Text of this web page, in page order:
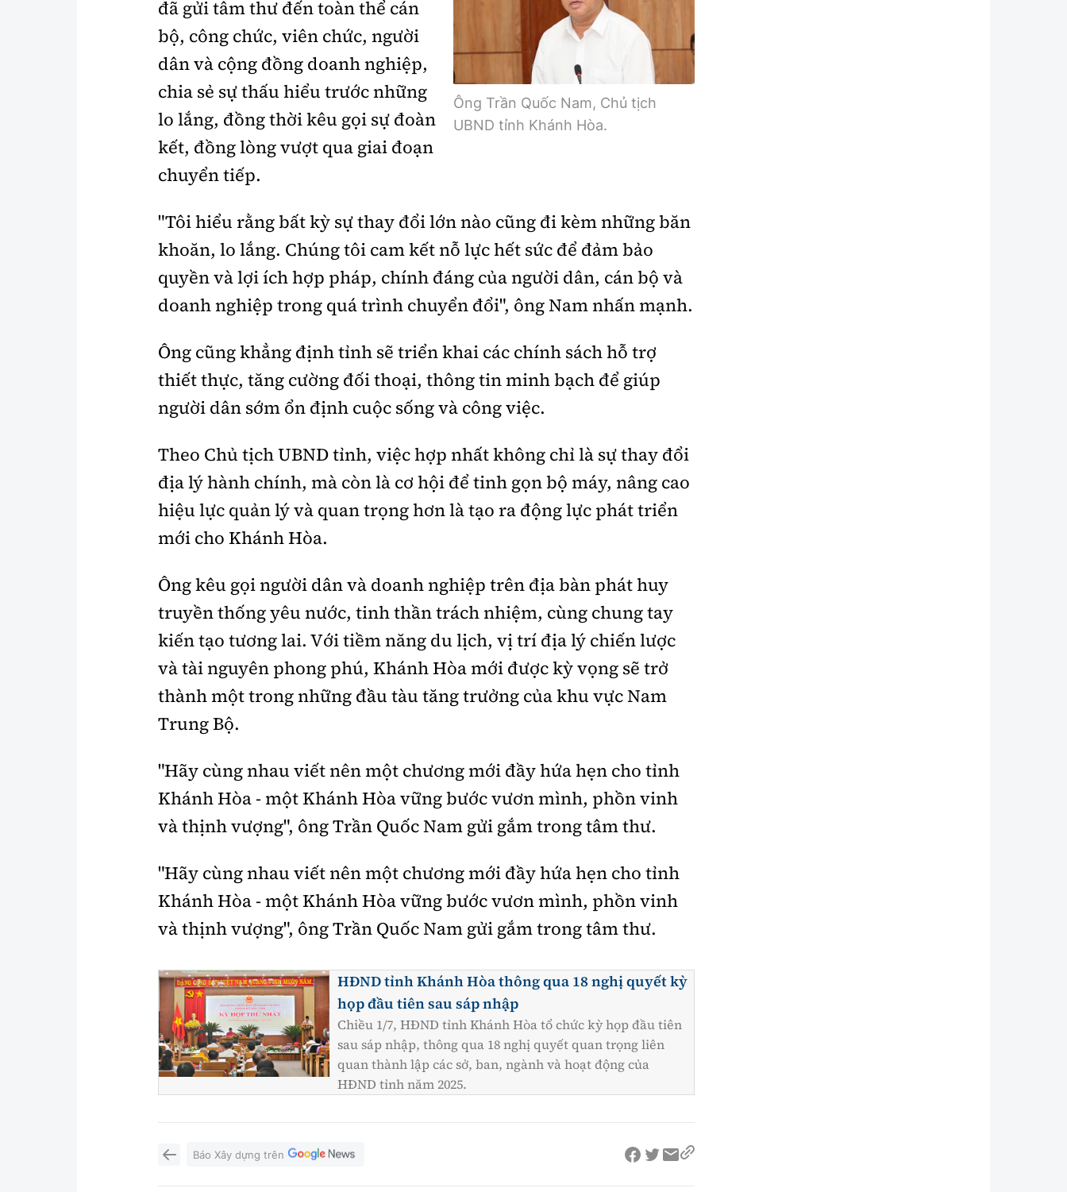
Lao động - Công đoàn
Điện ảnh
Âm nhạc
Bình luận
Hậu trường sao
360 độ thể thao
Sản phẩm mới
Tư vấn
Thời sự Quốc tế
Hồ sơ tài liệu
Thế giới giao thông
Thế giới xây dựng
Đi ++
Du lịch
Khám phá
Lối sống
Ẩm thực
Video
Thời sự
Camera giao thông
Câu chuyện giao thông
Lăng kính xây dựng
Ông Trần Quốc Nam, Chủ tịch
UBND tỉnh Khánh Hòa.
đã gửi tâm thư đến toàn thể cán
bộ, công chức, viên chức, người
dân và cộng đồng doanh nghiệp,
chia sẻ sự thấu hiểu trước những
lo lắng, đồng thời kêu gọi sự đoàn
kết, đồng lòng vượt qua giai đoạn
chuyển tiếp.
"Tôi hiểu rằng bất kỳ sự thay đổi lớn nào cũng đi kèm những băn
khoăn, lo lắng. Chúng tôi cam kết nỗ lực hết sức để đảm bảo
quyền và lợi ích hợp pháp, chính đáng của người dân, cán bộ và
doanh nghiệp trong quá trình chuyển đổi", ông Nam nhấn mạnh.
Ông cũng khẳng định tỉnh sẽ triển khai các chính sách hỗ trợ
thiết thực, tăng cường đối thoại, thông tin minh bạch để giúp
người dân sớm ổn định cuộc sống và công việc.
Theo Chủ tịch UBND tỉnh, việc hợp nhất không chỉ là sự thay đổi
địa lý hành chính, mà còn là cơ hội để tinh gọn bộ máy, nâng cao
hiệu lực quản lý và quan trọng hơn là tạo ra động lực phát triển
mới cho Khánh Hòa.
Ông kêu gọi người dân và doanh nghiệp trên địa bàn phát huy
truyền thống yêu nước, tinh thần trách nhiệm, cùng chung tay
kiến tạo tương lai. Với tiềm năng du lịch, vị trí địa lý chiến lược
và tài nguyên phong phú, Khánh Hòa mới được kỳ vọng sẽ trở
thành một trong những đầu tàu tăng trưởng của khu vực Nam
Trung Bộ.
"Hãy cùng nhau viết nên một chương mới đầy hứa hẹn cho tỉnh
Khánh Hòa - một Khánh Hòa vững bước vươn mình, phồn vinh
và thịnh vượng", ông Trần Quốc Nam gửi gắm trong tâm thư.
"Hãy cùng nhau viết nên một chương mới đầy hứa hẹn cho tỉnh
Khánh Hòa - một Khánh Hòa vững bước vươn mình, phồn vinh
và thịnh vượng", ông Trần Quốc Nam gửi gắm trong tâm thư.
HĐND tỉnh Khánh Hòa thông qua 18 nghị quyết kỳ
họp đầu tiên sau sáp nhập
Chiều 1/7, HĐND tỉnh Khánh Hòa tổ chức kỳ họp đầu tiên
sau sáp nhập, thông qua 18 nghị quyết quan trọng liên
quan thành lập các sở, ban, ngành và hoạt động của
HĐND tỉnh năm 2025.
Báo Xây dựng trên